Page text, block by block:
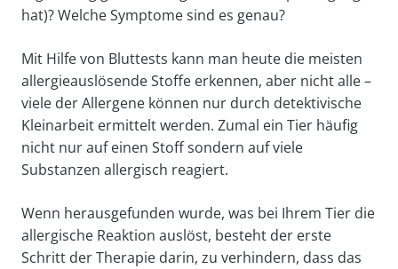
hat)? Welche Symptome sind es genau?
Mit Hilfe von Bluttests kann man heute die meisten
allergieauslösende Stoffe erkennen, aber nicht alle –
viele der Allergene können nur durch detektivische
Kleinarbeit ermittelt werden. Zumal ein Tier häufig
nicht nur auf einen Stoff sondern auf viele
Substanzen allergisch reagiert.
Wenn herausgefunden wurde, was bei Ihrem Tier die
allergische Reaktion auslöst, besteht der erste
Schritt der Therapie darin, zu verhindern, dass das